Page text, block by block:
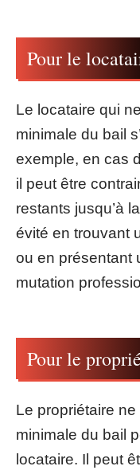
Pour le
Le locataire qui
minimale du bail
exemple, en cas
il peut être
restants jusqu’à
évité en trouvant
ou en présentant
mutation
Pour le
Le propriétaire
minimale du bail
locataire. Il peut